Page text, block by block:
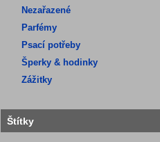
Nezařazené
Parfémy
Psací potřeby
Šperky & hodinky
Zážitky
Štítky